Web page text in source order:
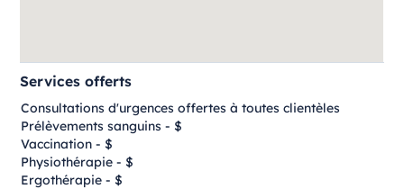
Services offerts
Consultations d'urgences offertes à toutes clientèles
Prélèvements sanguins - $
Vaccination - $
Physiothérapie - $
Ergothérapie - $